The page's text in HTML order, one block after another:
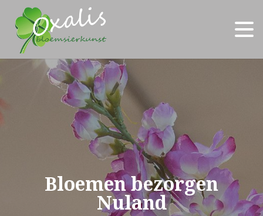
Bloemen bezorgen
Nuland